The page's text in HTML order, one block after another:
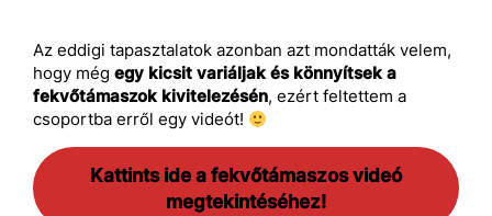
Az eddigi tapasztalatok azonban azt mondatták velem,
hogy még egy kicsit variáljak és könnyítsek a
fekvőtámaszok kivitelezésén, ezért feltettem a
csoportba erről egy videót!
Kattints ide a fekvőtámaszos videó
megtekintéséhez!